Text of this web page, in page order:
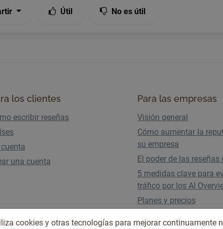
Útil No es útil
los clientes
escribir reseñas
una cuenta
Para las empresas
Visión general
Cómo aumentar la
su empresa
El poder de las reseñas
5 medidas clave para
tráfico por los AI
Planes y precios
cookies y otras tecnologías para mejorar continuamente